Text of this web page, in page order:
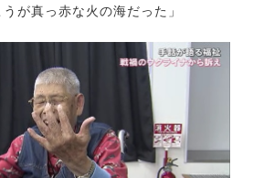
が真っ赤な火の海だった」